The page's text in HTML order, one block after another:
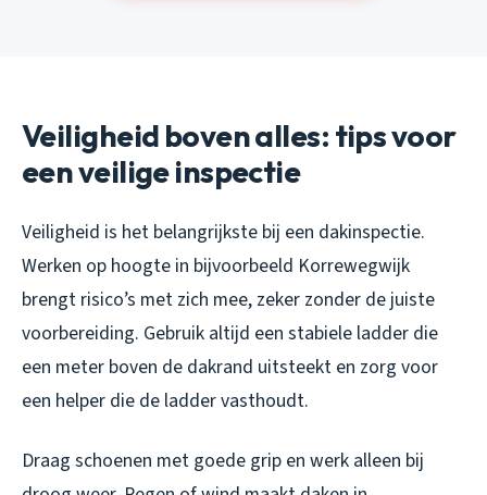
Veiligheid boven alles: tips voor
een veilige inspectie
Veiligheid is het belangrijkste bij een dakinspectie.
Werken op hoogte in bijvoorbeeld Korrewegwijk
brengt risico’s met zich mee, zeker zonder de juiste
voorbereiding. Gebruik altijd een stabiele ladder die
een meter boven de dakrand uitsteekt en zorg voor
een helper die de ladder vasthoudt.
Draag schoenen met goede grip en werk alleen bij